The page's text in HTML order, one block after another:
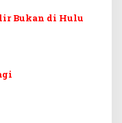
Bukan di Hulu